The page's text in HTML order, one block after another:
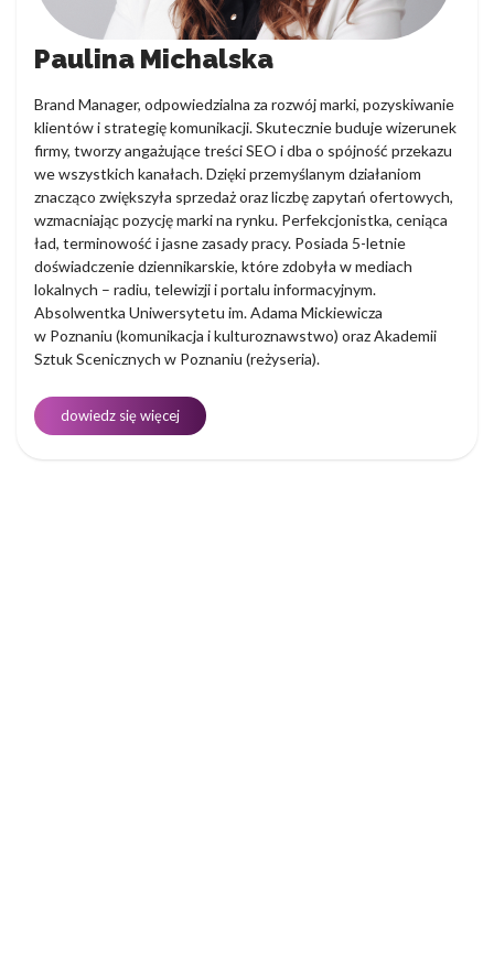
Paulina Michalska
Brand Manager, odpowiedzialna za rozwój marki, pozyskiwanie
klientów i strategię komunikacji. Skutecznie buduje wizerunek
firmy, tworzy angażujące treści SEO i dba o spójność przekazu
we wszystkich kanałach. Dzięki przemyślanym działaniom
znacząco zwiększyła sprzedaż oraz liczbę zapytań ofertowych,
wzmacniając pozycję marki na rynku. Perfekcjonistka, ceniąca
ład, terminowość i jasne zasady pracy. Posiada 5-letnie
doświadczenie dziennikarskie, które zdobyła w mediach
lokalnych – radiu, telewizji i portalu informacyjnym.
Absolwentka Uniwersytetu im. Adama Mickiewicza
w Poznaniu (komunikacja i kulturoznawstwo) oraz Akademii
Sztuk Scenicznych w Poznaniu (reżyseria).
dowiedz się więcej